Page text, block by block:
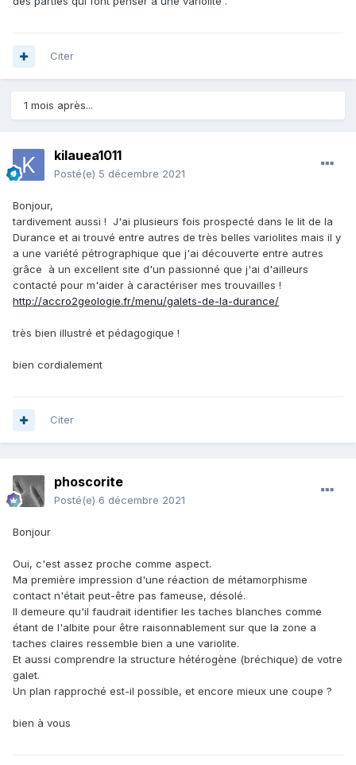
Citer
1 mois après...
kilauea1011
Posté(e) 5 décembre 2021
Bonjour,
tardivement aussi ! J'ai plusieurs fois prospecté dans le lit de la
Durance et ai trouvé entre autres de très belles variolites mais il y
a une variété pétrographique que j'ai découverte entre autres
grâce à un excellent site d'un passionné que j'ai d'ailleurs
contacté pour m'aider à caractériser mes trouvailles !
http://accro2geologie.fr/menu/galets-de-la-durance/
très bien illustré et pédagogique !
bien cordialement
Citer
phoscorite
Posté(e) 6 décembre 2021
Bonjour
Oui, c'est assez proche comme aspect.
Ma première impression d'une réaction de métamorphisme
contact n'était peut-être pas fameuse, désolé.
Il demeure qu'il faudrait identifier les taches blanches comme
étant de l'albite pour être raisonnablement sur que la zone a
taches claires ressemble bien a une variolite.
Et aussi comprendre la structure hétérogène (bréchique) de votre
galet.
Un plan rapproché est-il possible, et encore mieux une coupe ?
bien à vous